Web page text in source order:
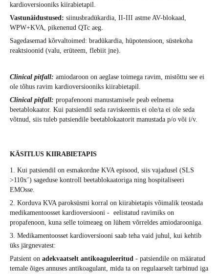
kardioversiooniks kiirabietapil.
Vastunäidustused: siinusbradükardia, II-III astme AV-blokaad,
WPW+KVA, pikenenud QTc aeg.
Sagedasemad kõrvaltoimed: bradükardia, hüpotensioon, süstekoha
reaktsioonid (valu, erüteem, flebiit jne).
Clinical pitfall: amiodaroon on aeglase toimega ravim, mistõttu see ei
ole tõhus ravim kardioversiooniks kiirabietapil.
Clinical pitfall: propafenooni manustamisele peab eelnema
beetablokaator. Kui patsiendil seda raviskeemis ei ole/ta ei ole seda
võtnud, siis tuleb patsiendile beetablokaatorit manustada p/o või i/v.
KÄSITLUS KIIRABIETAPIS
1. Kui patsiendil on esmakordne KVA episood, siis vajadusel (SLS
>110x’) sageduse kontroll beetablokaatoriga ning hospitaliseeri
EMOsse.
2. Korduva KVA paroksüsmi korral on kiirabietapis võimalik teostada
medikamentoosset kardioversiooni - eelistatud ravimiks on
propafenoon, kuna selle toimeaeg on lühem võrreldes amiodarooniga.
3. Medikamentoosset kardioversiooni saab teha vaid juhul, kui kehtib
üks järgnevatest:
Patsient on adekvaatselt antikoaguleeritud - patsiendile on määratud
temale õiges annuses antikoagulant, mida ta on regulaarselt tarbinud iga